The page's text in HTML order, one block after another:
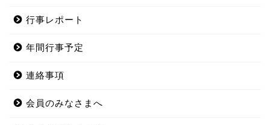
行事レポート
年間行事予定
連絡事項
会員のみなさまへ